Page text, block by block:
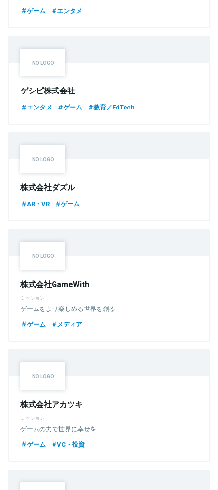
ゲーム エンタメ
ゲシピ株式会社
エンタメ ゲーム 教育／EdTech
株式会社ダズル
AR・VR ゲーム
株式会社GameWith
ミッション
ゲームをより楽しめる世界を創る
ゲーム
メディア
株式会社アカツキ
ミッション
ゲームの力で世界に幸せを
ゲーム
VC・投資